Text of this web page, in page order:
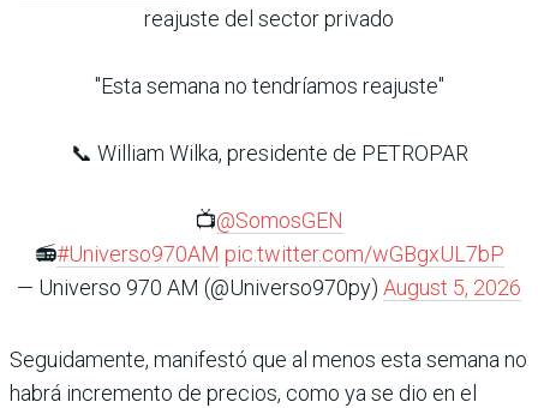
reajuste del sector privado
"Esta semana no tendríamos reajuste"
📞 William Wilka, presidente de PETROPAR
📺@SomosGEN
📻#Universo970AM pic.twitter.com/wGBgxUL7bP
— Universo 970 AM (@Universo970py) August 5, 2026
Seguidamente, manifestó que al menos esta semana no
habrá incremento de precios, como ya se dio en el